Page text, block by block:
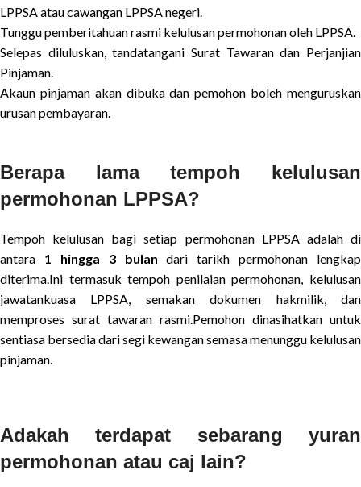
LPPSA atau cawangan LPPSA negeri.
Tunggu pemberitahuan rasmi kelulusan permohonan oleh LPPSA.
Selepas diluluskan, tandatangani Surat Tawaran dan Perjanjian
Pinjaman.
Akaun pinjaman akan dibuka dan pemohon boleh menguruskan
urusan pembayaran.
Berapa lama tempoh kelulusan
permohonan LPPSA?
Tempoh kelulusan bagi setiap permohonan LPPSA adalah di
antara 1 hingga 3 bulan dari tarikh permohonan lengkap
diterima.Ini termasuk tempoh penilaian permohonan, kelulusan
jawatankuasa LPPSA, semakan dokumen hakmilik, dan
memproses surat tawaran rasmi.Pemohon dinasihatkan untuk
sentiasa bersedia dari segi kewangan semasa menunggu kelulusan
pinjaman.
Adakah terdapat sebarang yuran
permohonan atau caj lain?